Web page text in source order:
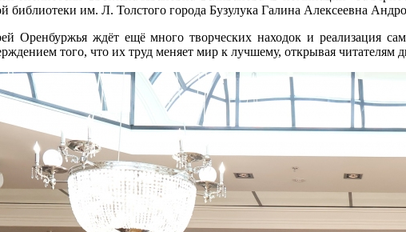
библиотеки им. Л. Толстого города Бузулука Галина Алексеевна
Оренбуржья ждёт ещё много творческих находок и реализация
того, что их труд меняет мир к лучшему, открывая читателям